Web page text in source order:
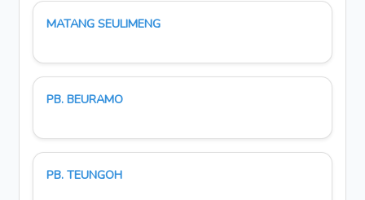
MATANG SEULIMENG
PB. BEURAMO
PB. TEUNGOH